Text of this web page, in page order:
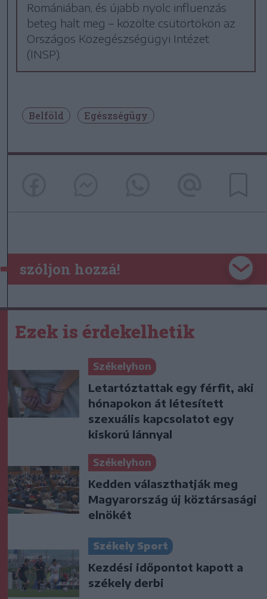
Romániában, és újabb nyolc influenzás
beteg halt meg – közölte csütörtökön az
Országos Közegészségügyi Intézet
(INSP).
Belföld Egészségügy
szóljon hozzá!
Ezek is érdekelhetik
Székelyhon
Letartóztattak egy férfit, aki
hónapokon át létesített
szexuális kapcsolatot egy
kiskorú lánnyal
Székelyhon
Kedden választhatják meg
Magyarország új köztársasági
elnökét
Székely Sport
Kezdési időpontot kapott a
székely derbi